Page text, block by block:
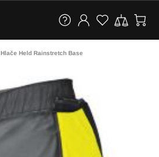
Hlače Held Rainstretch Base